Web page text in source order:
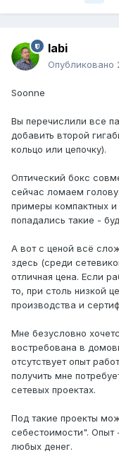
labi
Опубликовано
Soonne
Вы перечислили все
добавить второй
кольцо или цепочку).
Оптический бокс
сейчас ломаем
примеры компактных и
попадались такие -
А вот с ценой всё
здесь (среди
отличная цена. Если
то, при столь низкой
производства и
Мне безусловно
востребована в
отсутствует опыт
получить мне
сетевых проектах.
Под такие проекты
себестоимости".
любых денег.